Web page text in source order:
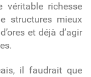
richesse
structures mieux
et déjà d’agir
il faudrait que